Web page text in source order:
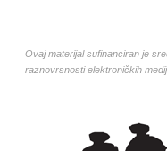
Ovaj materijal sufinanciran je
raznovrsnosti elektroničkih